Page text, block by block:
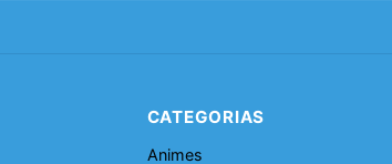
CATEGORIAS
Animes